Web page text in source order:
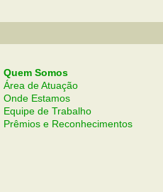
Quem Somos
Área de Atuação
Onde Estamos
Equipe de Trabalho
Prêmios e Reconhecimentos